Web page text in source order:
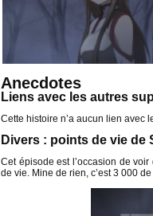
Anecdotes
Liens avec les autres
Cette histoire n’a aucun lien avec
Divers : points de vie de
Cet épisode est l’occasion de
de vie. Mine de rien, c’est 3 000